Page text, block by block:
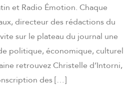
et Radio Émotion. Chaque
directeur des rédactions du
sur le plateau du journal une
politique, économique, culturel
retrouvez Christelle d’Intorni,
des […]